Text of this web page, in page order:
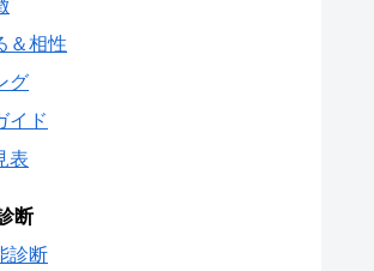
＆相性
グ
イド
表
断
診断